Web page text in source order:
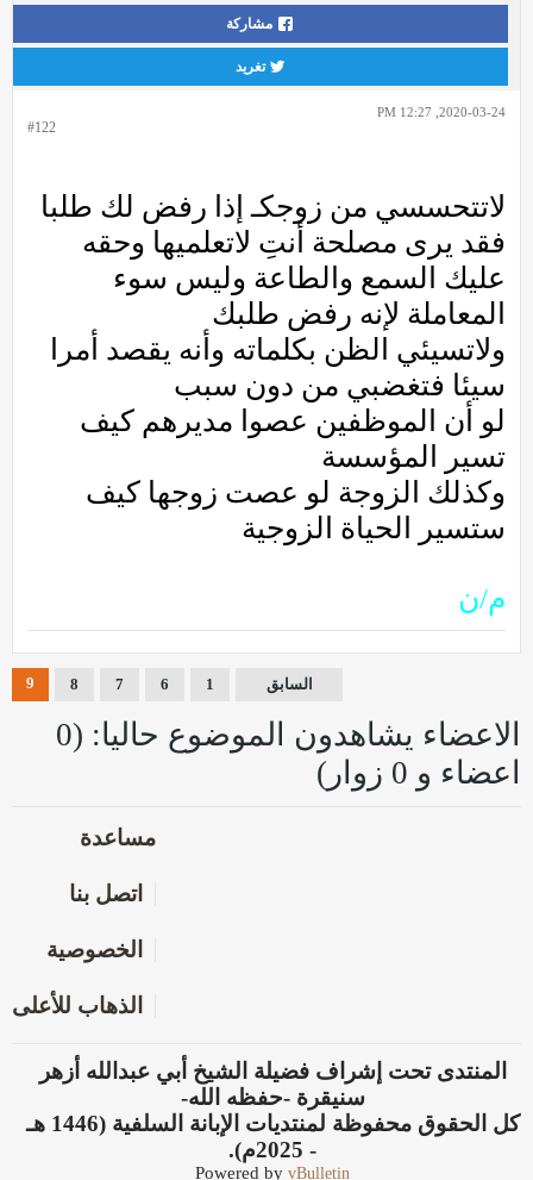
مشاركة
تغريد
#122
2020-03-24, 12:27 PM
لاتتحسسي من زوجكـ إذا رفض لك طلبا
فقد يرى مصلحة أنتِ لاتعلميها وحقه
عليك السمع والطاعة وليس سوء
المعاملة لإنه رفض طلبك
ولاتسيئي الظن بكلماته وأنه يقصد أمرا
سيئا فتغضبي من دون سبب
لو أن الموظفين عصوا مديرهم كيف
تسير المؤسسة
وكذلك الزوجة لو عصت زوجها كيف
ستسير الحياة الزوجية
م/ن
السابق 1
6
7
8
9
الاعضاء يشاهدون الموضوع حاليا: (0
اعضاء و 0 زوار)
مساعدة
اتصل بنا
الخصوصية
الذهاب للأعلى
المنتدى تحت إشراف فضيلة الشيخ أبي عبدالله أزهر
سنيقرة -حفظه الله-
كل الحقوق محفوظة لمنتديات الإبانة السلفية (1446 هـ
- 2025م).
Powered by vBulletin